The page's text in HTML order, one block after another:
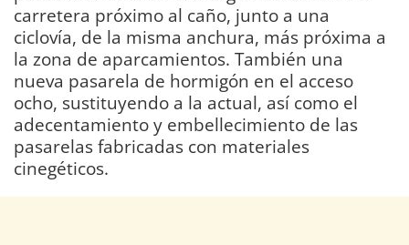
carretera próximo al caño, junto a una
ciclovía, de la misma anchura, más próxima a
la zona de aparcamientos. También una
nueva pasarela de hormigón en el acceso
ocho, sustituyendo a la actual, así como el
adecentamiento y embellecimiento de las
pasarelas fabricadas con materiales
cinegéticos.